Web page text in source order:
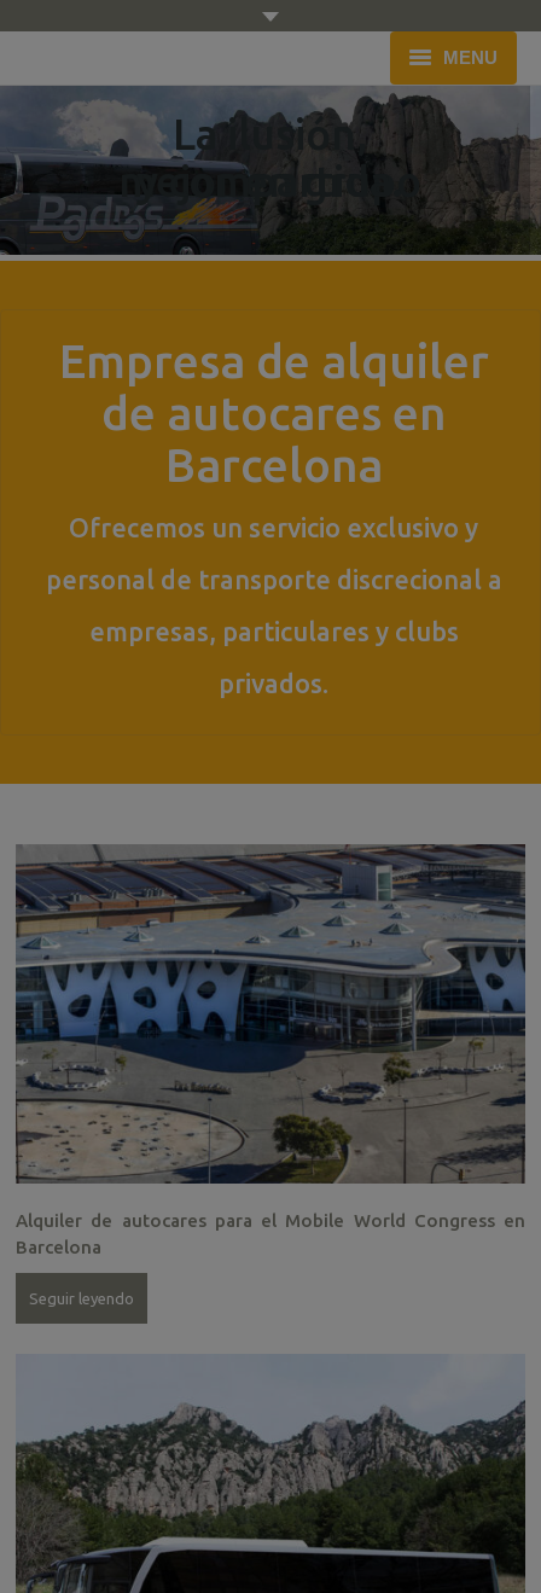
MENU
Inicio
Empresa
Flota
Presupuesto
Blog
La ilusión,
mejor en grupo
y compartida.
Empresa de alquiler
de autocares en
Barcelona
Ofrecemos un servicio exclusivo y
personal de transporte discrecional a
empresas, particulares y clubs
privados.
Alquiler de autocares para el Mobile World Congress en
Barcelona
Seguir leyendo